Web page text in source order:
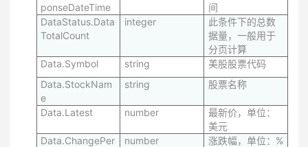
ponseDateTime
间
DataStatus.Data
TotalCount
integer
此条件下的总数
据量，一般用于
分页计算
Data.Symbol
string
美股股票代码
Data.StockNam
e
string 股票名称
Data.Latest number
最新价，单位：
美元
Data.ChangePer
number 涨跌幅，单位：%